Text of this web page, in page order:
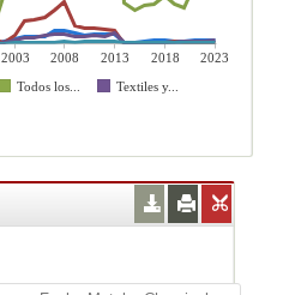
2003 2008 2013 2018
2023
Todos los...
Textiles y...